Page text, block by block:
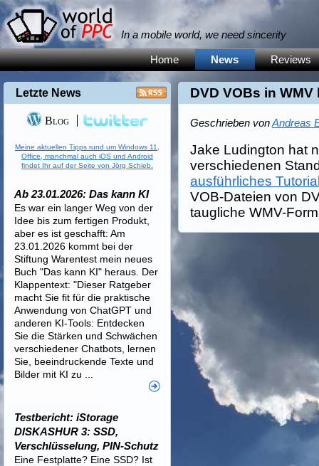
In a mobile world, we need sincerity
Home News Reviews
DVD VOBs in
Geschrieben vonAndreas
Jake Ludington hat
verschiedenen
ausführliches
VOB-Dateien von
taugliche WMV-
Letzte News
Blog
Meine aktuellen Tipps rund um Windows 11,
Office, manchmal auch iOS und Android
findet Ihr auf der Seite von Jörg Schieb.
Ab 23.01.2026: Das kann KI
Es war ein langer Weg von der
Idee bis zum fertigen Produkt,
aber es ist geschafft: Am
23.01.2026 kommt bei der
Stiftung Warentest mein neues
Buch "Das kann KI" heraus. Der
Klappentext: "Dieser Ratgeber
macht Sie fit für die praktische
Anwendung von ChatGPT und
anderen KI-Tools: Entdecken
Sie die Stärken und Schwächen
verschiedener Chatbots, lernen
Sie, beeindruckende Texte und
Bilder mit KI zu ...
Testbericht: iStorage
DISKASHUR 3: SSD,
Verschlüsselung, PIN-Schutz
Eine Festplatte? Eine SSD? Ist